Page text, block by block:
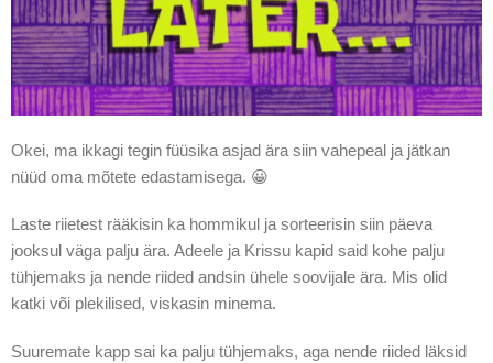
Okei, ma ikkagi tegin füüsika asjad ära siin vahepeal ja jätkan
nüüd oma mõtete edastamisega. 😀
Laste riietest rääkisin ka hommikul ja sorteerisin siin päeva
jooksul väga palju ära. Adeele ja Krissu kapid said kohe palju
tühjemaks ja nende riided andsin ühele soovijale ära. Mis olid
katki või plekilised, viskasin minema.
Suuremate kapp sai ka palju tühjemaks, aga nende riided läksid